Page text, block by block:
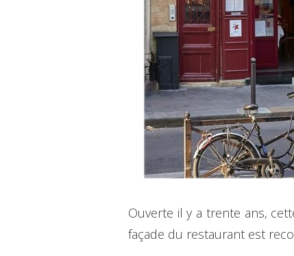
Ouverte il y a trente ans,
façade du restaurant est